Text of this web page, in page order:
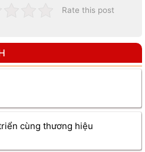
Rate this post
cùng thương hiệu